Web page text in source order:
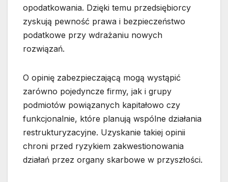
opodatkowania. Dzięki temu przedsiębiorcy
zyskują pewność prawa i bezpieczeństwo
podatkowe przy wdrażaniu nowych
rozwiązań.
O opinię zabezpieczającą mogą wystąpić
zarówno pojedyncze firmy, jak i grupy
podmiotów powiązanych kapitałowo czy
funkcjonalnie, które planują wspólne działania
restrukturyzacyjne. Uzyskanie takiej opinii
chroni przed ryzykiem zakwestionowania
działań przez organy skarbowe w przyszłości.